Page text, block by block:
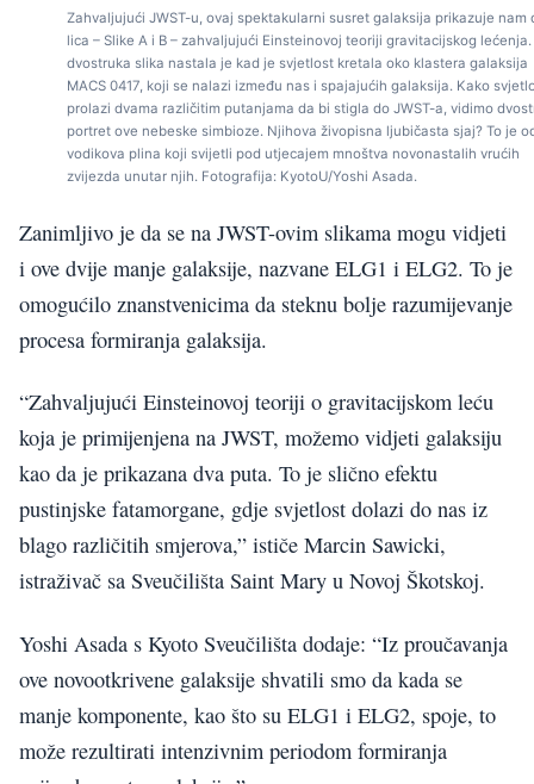
Zahvaljujući JWST-u, ovaj spektakularni susret galaksija prikazuje nam
lica – Slike A i B – zahvaljujući Einsteinovoj teoriji gravitacijskog lećenja.
dvostruka slika nastala je kad je svjetlost kretala oko klastera galaksija
MACS 0417, koji se nalazi između nas i spajajućih galaksija. Kako
prolazi dvama različitim putanjama da bi stigla do JWST-a, vidimo
portret ove nebeske simbioze. Njihova živopisna ljubičasta sjaj? To je
vodikova plina koji svijetli pod utjecajem mnoštva novonastalih vrućih
zvijezda unutar njih. Fotografija: KyotoU/Yoshi Asada.
Zanimljivo je da se na JWST-ovim slikama mogu vidjeti
i ove dvije manje galaksije, nazvane ELG1 i ELG2. To je
omogućilo znanstvenicima da steknu bolje razumijevanje
procesa formiranja galaksija.
“Zahvaljujući Einsteinovoj teoriji o gravitacijskom leću
koja je primijenjena na JWST, možemo vidjeti galaksiju
kao da je prikazana dva puta. To je slično efektu
pustinjske fatamorgane, gdje svjetlost dolazi do nas iz
blago različitih smjerova,” ističe Marcin Sawicki,
istraživač sa Sveučilišta Saint Mary u Novoj Škotskoj.
Yoshi Asada s Kyoto Sveučilišta dodaje: “Iz proučavanja
ove novootkrivene galaksije shvatili smo da kada se
manje komponente, kao što su ELG1 i ELG2, spoje, to
može rezultirati intenzivnim periodom formiranja